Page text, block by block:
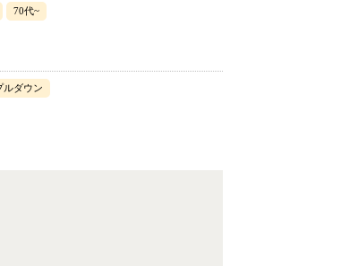
70代~
ルダウン